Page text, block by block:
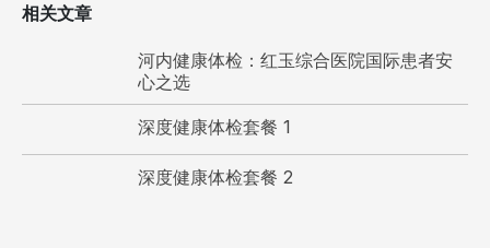
相关文章
河内健康体检：红玉综合医院国际患者安
心之选
深度健康体检套餐 1
深度健康体检套餐 2